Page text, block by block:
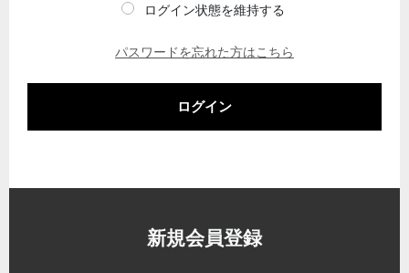
ログイン状態を維持する
パスワードを忘れた方はこちら
ログイン
新規会員登録